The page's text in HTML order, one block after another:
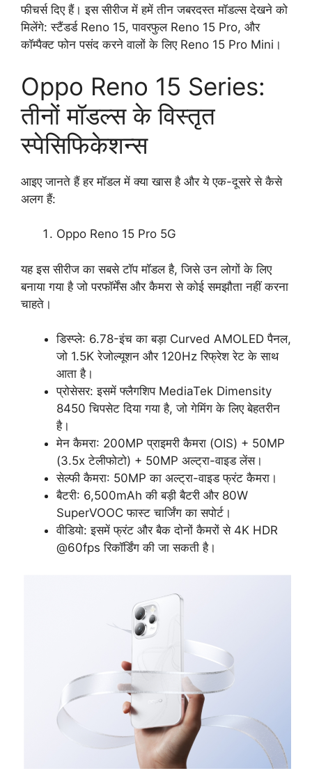
फीचर्स दिए हैं। इस सीरीज में हमें तीन जबरदस्त मॉडल्स देखने को
मिलेंगे: स्टैंडर्ड Reno 15, पावरफुल Reno 15 Pro, और
कॉम्पैक्ट फोन पसंद करने वालों के लिए Reno 15 Pro Mini।
Oppo Reno 15 Series:
तीनों मॉडल्स के विस्तृत
स्पेसिफिकेशन्स
आइए जानते हैं हर मॉडल में क्या खास है और ये एक-दूसरे से कैसे
अलग हैं:
Oppo Reno 15 Pro 5G
यह इस सीरीज का सबसे टॉप मॉडल है, जिसे उन लोगों के लिए
बनाया गया है जो परफॉर्मेंस और कैमरा से कोई समझौता नहीं करना
चाहते।
डिस्प्ले: 6.78-इंच का बड़ा Curved AMOLED पैनल,
जो 1.5K रेजोल्यूशन और 120Hz रिफ्रेश रेट के साथ
आता है।
प्रोसेसर: इसमें फ्लैगशिप MediaTek Dimensity
8450 चिपसेट दिया गया है, जो गेमिंग के लिए बेहतरीन
है।
मेन कैमरा: 200MP प्राइमरी कैमरा (OIS) + 50MP
(3.5x टेलीफोटो) + 50MP अल्ट्रा-वाइड लेंस।
सेल्फी कैमरा: 50MP का अल्ट्रा-वाइड फ्रंट कैमरा।
बैटरी: 6,500mAh की बड़ी बैटरी और 80W
SuperVOOC फास्ट चार्जिंग का सपोर्ट।
वीडियो: इसमें फ्रंट और बैक दोनों कैमरों से 4K HDR
@60fps रिकॉर्डिंग की जा सकती है।